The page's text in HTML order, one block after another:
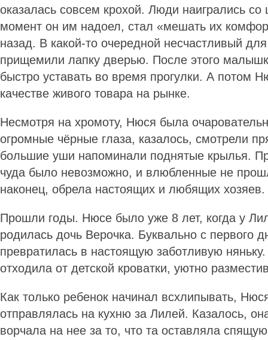
оказалась совсем крохой. Люди наигрались
момент он им надоел, стал «мешать их
назад. В какой-то очередной несчастливый
прищемили лапку дверью. После этого
быстро уставать во время прогулки. А потом
качестве живого товара на рынке.
Несмотря на хромоту, Нюся была
огромные чёрные глаза, казалось, смотрели
большие уши напоминали поднятые крылья.
чуда было невозможно, и влюбленные не
наконец, обрела настоящих и любящих хозяев.
Прошли годы. Нюсе было уже 8 лет, когда у
родилась дочь Верочка. Буквально с первого
превратилась в настоящую заботливую
отходила от детской кроватки, уютно
Как только ребенок начинал всхлипывать,
отправлялась на кухню за Лилей. Казалось,
ворчала на нее за то, что та оставляла